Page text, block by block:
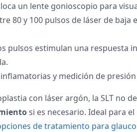
un lente gonioscopio para
80 y 100 pulsos de láser de
pulsos estimulan una respuesta
y medición de
con láser argón, la SLT no
si es necesario. Ideal para
de tratamiento para